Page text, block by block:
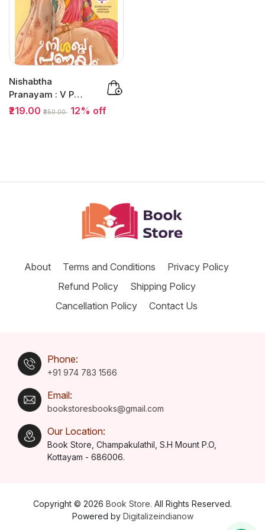
Nishabtha
Pranayam : V P
Swaraj | നിശബ്‌ദ
₹219.00 ₹250.00 12% off
About Terms and Conditions Privacy Policy
Refund Policy Shipping Policy
Cancellation Policy Contact Us
Phone:
+91 974 783 1566
Email:
bookstoresbooks@gmail.com
Our Location:
Book Store, Champakulathil, S.H Mount P.O,
Kottayam - 686006.
Copyright © 2026 Book Store. All Rights Reserved.
Powered by Digitalizeindianow